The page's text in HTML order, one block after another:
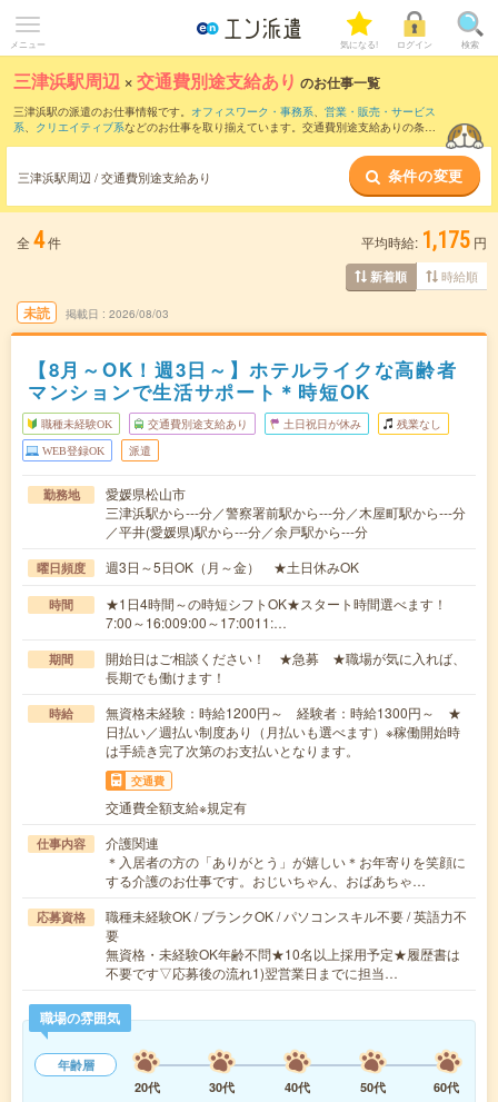
メニュー 気になる! ログイン 検索
三津浜駅周辺 ×交通費別途支給あり のお仕事一覧
三津浜駅の派遣のお仕事情報です。 オフィスワーク・事務系、 営業・販売・サービス
系、 クリエイティブ系などのお仕事を取り揃えています。交通費別途支給ありの条件
三津浜駅周辺 / 交通費別途支給あり 条件の変更
全 4件 平均時給: 1,175 円
新着順 時給順
未読 掲載日 2026/08/03
【8月～OK！週3日～】ホテルライクな高齢者
マンションで生活サポート＊時短OK
職種未経験OK 交通費別途支給あり 土日祝日が休み 残業なし
WEB登録OK 派遣
勤務地
愛媛県松山市
三津浜駅から---分／警察署前駅から---分／木屋町駅から---分
／平井(愛媛県)駅から---分／余戸駅から---分
曜日頻度 週3日～5日OK（月～金） ★土日休みOK
時間
★1日4時間～の時短シフトOK★スタート時間選べます！
7:00～16:009:00～17:0011:…
期間
開始日はご相談ください！ ★急募 ★職場が気に入れば、
長期でも働けます！
時給
無資格未経験：時給1200円～ 経験者：時給1300円～ ★
日払い／週払い制度あり（月払いも選べます）※稼働開始時
は手続き完了次第のお支払いとなります。
交通費
交通費全額支給※規定有
仕事内容
介護関連
＊入居者の方の「ありがとう」が嬉しい＊お年寄りを笑顔に
する介護のお仕事です。おじいちゃん、おばあちゃ…
応募資格
職種未経験OK / ブランクOK / パソコンスキル不要 / 英語力不
要
無資格・未経験OK年齢不問★10名以上採用予定★履歴書は
不要です▽応募後の流れ1)翌営業日までに担当…
職場の雰囲気
年齢層
20代
30代 40代 50代
60代